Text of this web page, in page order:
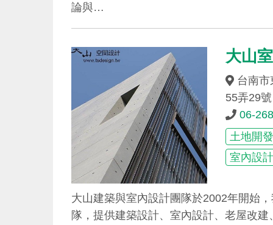
論與…
大山
台南市
55弄29號
06-
土地開
室內設
大山建築與室內設計團隊於2002年開始
隊，提供建築設計、室內設計、老屋改